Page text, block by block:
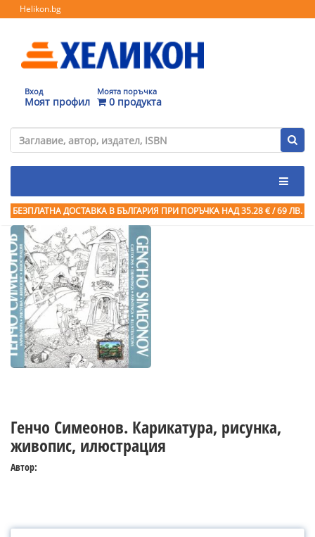
Helikon.bg
Вход
Моят профил
Моята поръчка
0 продукта
БЕЗПЛАТНА ДОСТАВКА В БЪЛГАРИЯ ПРИ ПОРЪЧКА НАД 35.28 € / 69 ЛВ.
Генчо Симеонов. Карикатура, рисунка,
живопис, илюстрация
Автор: